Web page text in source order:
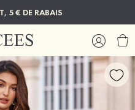
5 € DE RABAIS